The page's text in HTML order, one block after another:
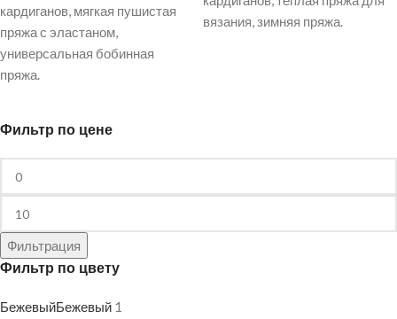
Фильтр по цене
Фильтрация
Фильтр по цвету
БежевыйБежевый 1
кардиганов, мягкая пушистая
пряжа с эластаном,
универсальная бобинная
пряжа.
вязания, зимняя пряжа.